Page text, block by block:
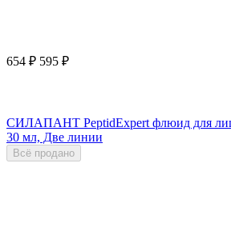
654 ₽ 595 ₽
СИЛАПАНТ PeptidExpert флюид для
30 мл, Две линии
Всё продано